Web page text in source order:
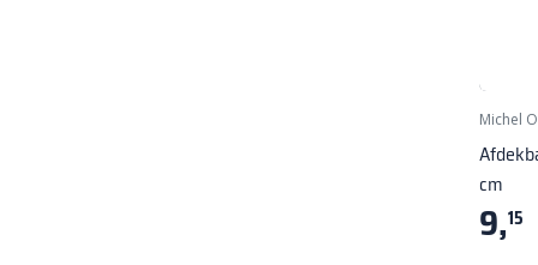
Michel
cm
9,15